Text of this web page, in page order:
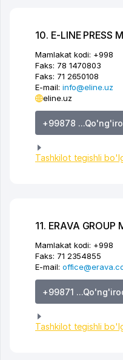
10. E-LINE PRESS
Mamlakat kodi: +998
Faks: 78 1470803
Faks: 71 2650108
E-mail: info@eline.uz
eline.uz
+99878
Tashkilot tegishli
11. ERAVA GROUP
Mamlakat kodi: +998
Faks: 71 2354855
E-mail:
+99871
Tashkilot tegishli